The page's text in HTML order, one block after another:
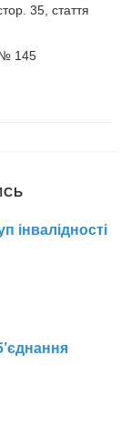
35, стаття
145
інвалідності